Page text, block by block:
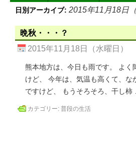
日別アーカイブ: 2015年11月18日（
晩秋・・・？
2015年11月18日（水曜日）
熊本地方は、今日も雨です。 よ
けど、 今年は、気温も高くて、
ですけど、 もうそろそろ、干し柿
カテゴリー: 普段の生活